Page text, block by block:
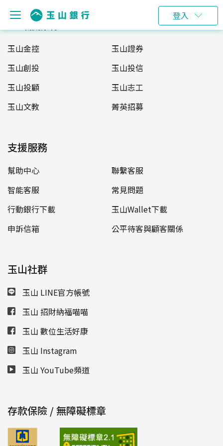
登入
玉山服務網
玉山金控
玉山證券
玉山創投
玉山投信
玉山投顧
玉山志工
玉山文教
菁英招募
支援服務
幫助中心
聯繫客服
智能客服
常見問題
行動銀行下載
玉山Wallet下載
申訴信箱
公平待客與顧客關係
玉山社群
玉山 LINE官方帳號
玉山 招財納福喵喵
玉山 數位生活好康
玉山 Instagram
玉山 YouTube頻道
存款保險 / 無障礙標章